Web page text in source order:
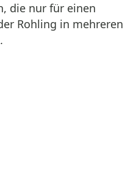
die nur für einen
Rohling in mehreren